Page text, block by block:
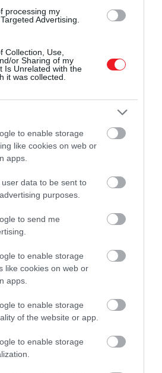
processing my
Advertising.
Collection, Use,
or Sharing of my
Is Unrelated with the
it was collected.
to enable storage
like cookies on web or
apps.
data to be sent to
purposes.
to send me
to enable storage
like cookies on web or
apps.
to enable storage
of the website or app.
to enable storage